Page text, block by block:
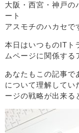
大阪・西宮・神戸の
ート
アスモチのハカセで
本日はいつものITト
ムページに関係する
あなたもこの記事で
について理解してい
ージの戦略が出来る